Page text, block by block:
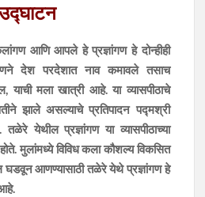
आणि आपले हे प्रज्ञांगण हे दोन्हीही
देश परदेशात नाव कमावले तसाच
याची मला खात्री आहे. या व्यासपीठाचे
झाले असल्याचे प्रतिपादन पद्मश्री
येथील प्रज्ञांगण या व्यासपीठाच्या
मुलांमध्ये विविध कला कौशल्य विकसित
घडवून आणण्यासाठी तळेरे येथे प्रज्ञांगण हे